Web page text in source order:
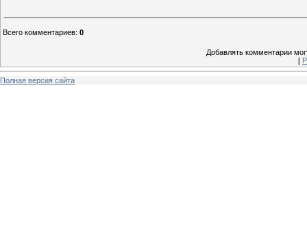
Всего комментариев: 0
Добавлять комментарии
[
Полная версия сайта